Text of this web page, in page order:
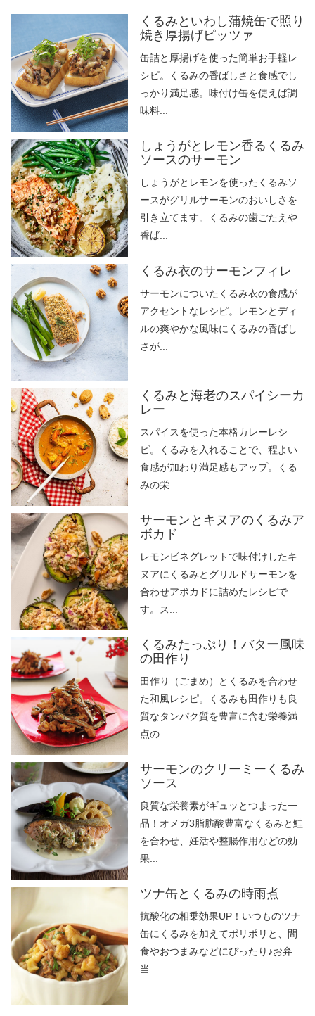
くるみといわし蒲焼缶で照り
焼き厚揚げピッツァ
缶詰と厚揚げを使った簡単お手軽レ
シピ。くるみの香ばしさと食感でし
っかり満足感。味付け缶を使えば調
味料...
しょうがとレモン香るくるみ
ソースのサーモン
しょうがとレモンを使ったくるみソ
ースがグリルサーモンのおいしさを
引き立てます。くるみの歯ごたえや
香ば...
くるみ衣のサーモンフィレ
サーモンについたくるみ衣の食感が
アクセントなレシピ。レモンとディ
ルの爽やかな風味にくるみの香ばし
さが...
くるみと海老のスパイシーカ
レー
スパイスを使った本格カレーレシ
ピ。くるみを入れることで、程よい
食感が加わり満足感もアップ。くる
みの栄...
サーモンとキヌアのくるみア
ボカド
レモンビネグレットで味付けしたキ
ヌアにくるみとグリルドサーモンを
合わせアボカドに詰めたレシピで
す。ス...
くるみたっぷり！バター風味
の田作り
田作り（ごまめ）とくるみを合わせ
た和風レシピ。くるみも田作りも良
質なタンパク質を豊富に含む栄養満
点の...
サーモンのクリーミーくるみ
ソース
良質な栄養素がギュッとつまった一
品！オメガ3脂肪酸豊富なくるみと鮭
を合わせ、妊活や整腸作用などの効
果...
ツナ缶とくるみの時雨煮
抗酸化の相乗効果UP！いつものツナ
缶にくるみを加えてポリポリと、間
食やおつまみなどにぴったり♪お弁
当...